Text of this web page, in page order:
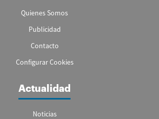
Quienes Somos
Publicidad
Contacto
Configurar Cookies
Actualidad
Noticias